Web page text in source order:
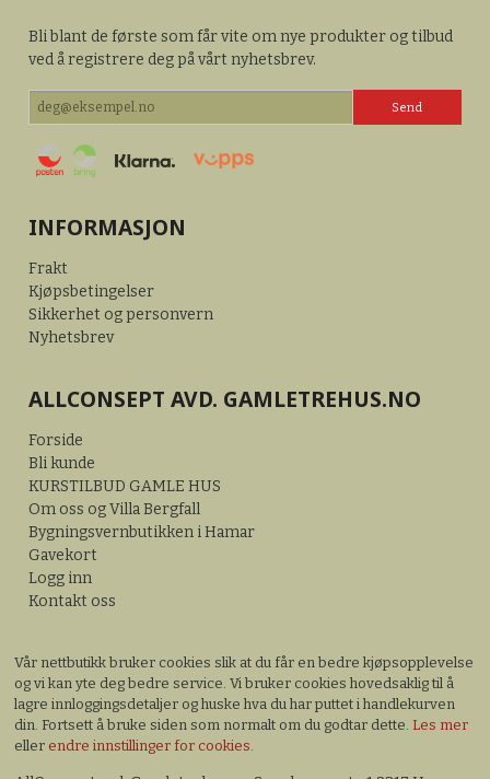
Bli blant de første som får vite om nye produkter og tilbud
ved å registrere deg på vårt nyhetsbrev.
INFORMASJON
Frakt
Kjøpsbetingelser
Sikkerhet og personvern
Nyhetsbrev
ALLCONSEPT AVD. GAMLETREHUS.NO
Forside
Bli kunde
KURSTILBUD GAMLE HUS
Om oss og Villa Bergfall
Bygningsvernbutikken i Hamar
Gavekort
Logg inn
Kontakt oss
Vår nettbutikk bruker cookies slik at du får en bedre kjøpsopplevelse
og vi kan yte deg bedre service. Vi bruker cookies hovedsaklig til å
lagre innloggingsdetaljer og huske hva du har puttet i handlekurven
din. Fortsett å bruke siden som normalt om du godtar dette.Les mer
eller endre innstillinger for cookies.